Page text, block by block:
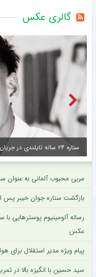
گالری عکس
مربی محبوب آلمانی به
بازگشت ستاره جوان خیبر پس
رسانه آلومینیوم پوسترهایی
عکس
پیام ویژه مدیر استقلال برای
سید حسین با انگیزه بالا در